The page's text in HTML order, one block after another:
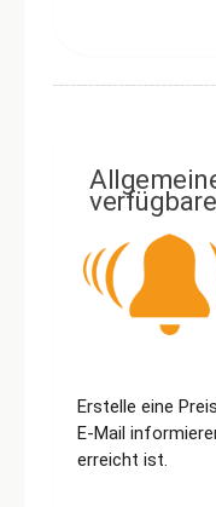
Erstelle eine
E-Mail
erreicht ist.